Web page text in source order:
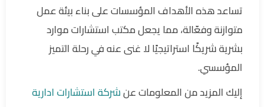
تساعد هذه الأهداف المؤسسات على بناء بيئة عمل
متوازنة وفعّالة، مما يجعل مكتب استشارات موارد
بشرية شريكًا استراتيجيًا لا غنى عنه في رحلة التميز
المؤسسي.
إليك المزيد من المعلومات عنشركة استشارات ادارية